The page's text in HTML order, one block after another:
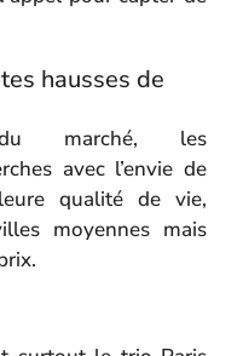
hausses de
marché, les
avec l’envie de
qualité de vie,
moyennes mais